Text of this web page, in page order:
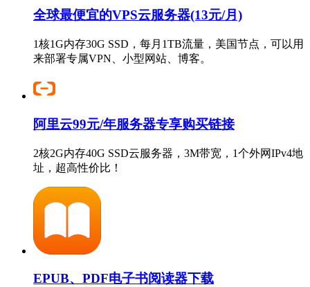
全球最便宜的VPS云服务器(13元/月)
1核1G内存30G SSD，每月1TB流量，美国节点，可以用
来部署专属VPN、小型网站、博客。
阿里云99元/年服务器专享购买链接
2核2G内存40G SSD云服务器，3M带宽，1个外网IPv4地
址，超高性价比！
EPUB、PDF电子书阅读器下载